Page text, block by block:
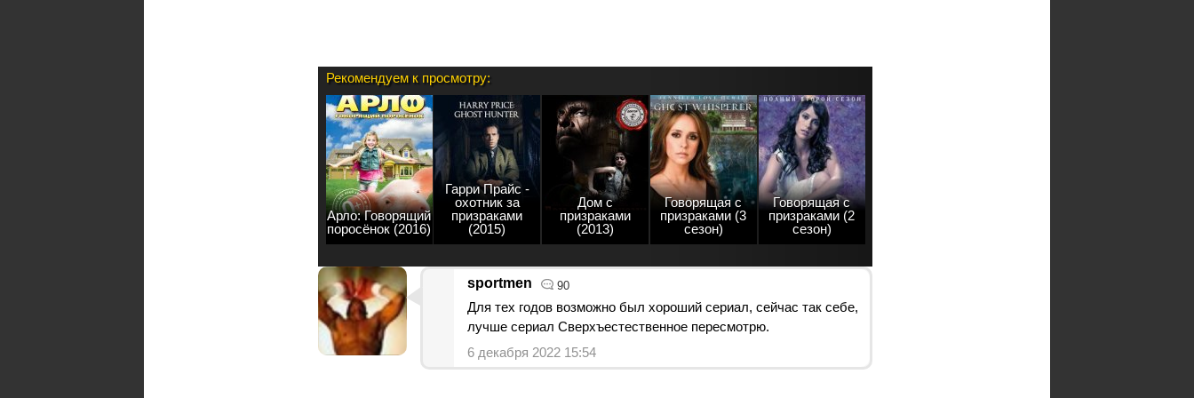
Рекомендуем к просмотру:
Арло: Говорящий
поросёнок (2016)
Гарри Прайс -
охотник за
призраками
(2015)
Дом с
призраками
(2013)
Говорящая с
призраками (3
сезон)
Говорящая с
призраками (2
сезон)
sportmen 90
Для тех годов возможно был хороший сериал, сейчас так себе,
лучше сериал Сверхъестественное пересмотрю.
6 декабря 2022 15:54